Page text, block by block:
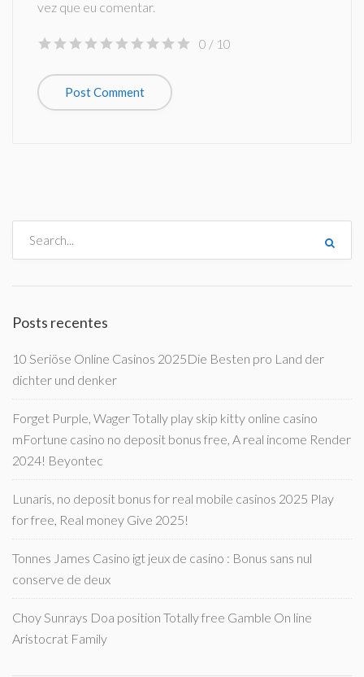
vez que eu comentar.
0 / 10
Posts recentes
10 Seriöse Online Casinos 2025Die Besten pro Land der
dichter und denker
Forget Purple, Wager Totally play skip kitty online casino
mFortune casino no deposit bonus free, A real income Render
2024! Beyontec
Lunaris, no deposit bonus for real mobile casinos 2025 Play
for free, Real money Give 2025!
Tonnes James Casino igt jeux de casino : Bonus sans nul
conserve de deux
Choy Sunrays Doa position Totally free Gamble On line
Aristocrat Family